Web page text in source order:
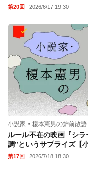
第20回 2026/6/17 19:30
小説家・榎本憲男の炉前散語
ルール不在の映画『シ
調”というサプライズ【
第17回 2026/7/18 18:30